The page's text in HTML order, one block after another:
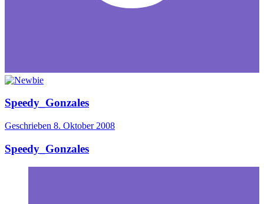
Speedy_Gonzales
Geschrieben 8. Oktober 2008
Speedy_Gonzales